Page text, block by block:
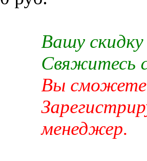
Вашу
Свяжитесь
Вы сможете
менеджер.